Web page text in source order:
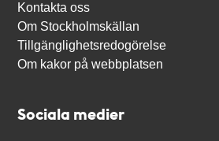
Kontakta oss
Om Stockholmskällan
Tillgänglighetsredogörelse
Om kakor på webbplatsen
Sociala medier